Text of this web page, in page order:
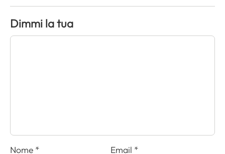
Dimmi la tua
Nome * Email *